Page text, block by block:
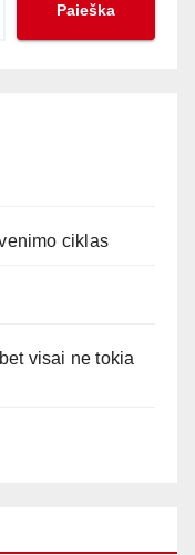
Paieška
ciklas
visai ne tokia